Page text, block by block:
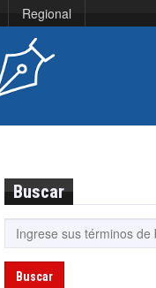
Regional
Buscar
Buscar